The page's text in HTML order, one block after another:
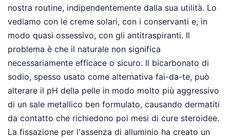
nostra routine, indipendentemente dalla sua utilità. Lo
vediamo con le creme solari, con i conservanti e, in
modo quasi ossessivo, con gli antitraspiranti. Il
problema è che il naturale non significa
necessariamente efficace o sicuro. Il bicarbonato di
sodio, spesso usato come alternativa fai-da-te, può
alterare il pH della pelle in modo molto più aggressivo
di un sale metallico ben formulato, causando dermatiti
da contatto che richiedono poi mesi di cure steroidee.
La fissazione per l'assenza di alluminio ha creato un